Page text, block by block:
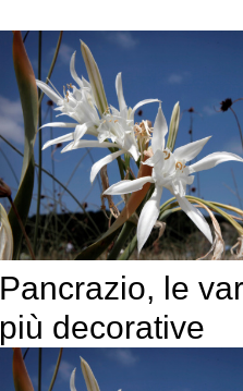
Pancrazio, le
più decorative